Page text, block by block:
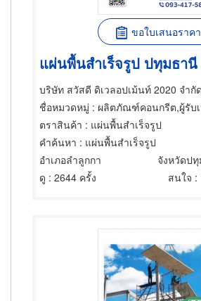
ขอใบเสนอราคา
แผ่นพื้นสำเร็จรูป ปทุมธานี
บริษัท สวัสดี ดิเวลอปเม้นท์ 2020 จำกัด
ชื่อหมวดหมู่ : ผลิตภัณฑ์คอนกรีต,ผู้รับเหมาคอนกรีต,พื้นสำเร็จรูป
ตราสินค้า : แผ่นพื้นสำเร็จรูป
คำค้นหา : แผ่นพื้นสำเร็จรูป
อำเภอลำลูกกา
จังหวัดป
ดู : 2644 ครั้ง สนใจ :